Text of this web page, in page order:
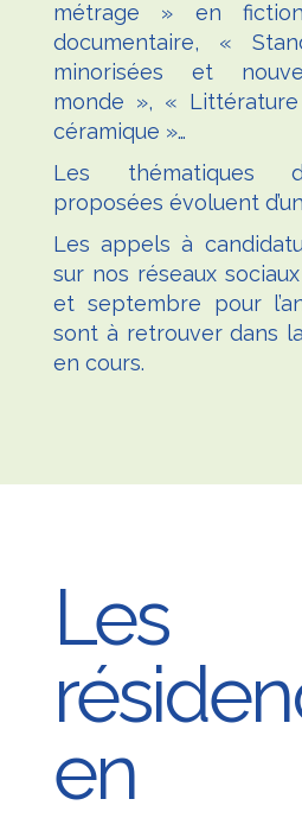
métrage » en
documentaire, «
minorisées et
monde », «
céramique »…
Les thématiques
proposées évoluent
Les appels à
sur nos réseaux
et septembre pour
sont à retrouver dans
en cours.
Les
en part